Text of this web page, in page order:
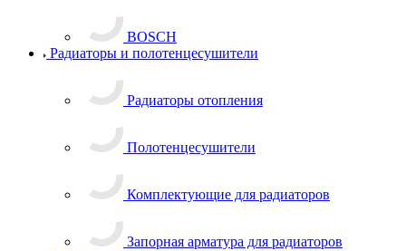
BOSCH
Радиаторы и полотенцесушители
Радиаторы отопления
Полотенцесушители
Комплектующие для радиаторов
Запорная арматура для радиаторов